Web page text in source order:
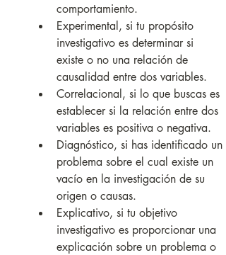
comportamiento.
Experimental, si tu propósito
investigativo es determinar si
existe o no una relación de
causalidad entre dos variables.
Correlacional, si lo que buscas es
establecer si la relación entre dos
variables es positiva o negativa.
Diagnóstico, si has identificado un
problema sobre el cual existe un
vacío en la investigación de su
origen o causas.
Explicativo, si tu objetivo
investigativo es proporcionar una
explicación sobre un problema o